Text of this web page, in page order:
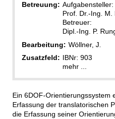
Betreuung: Aufgabensteller:
Prof. Dr.-Ing. M.
Betreuer:
Dipl.-Ing. P.
Bearbeitung: Wöllner, J.
Zusatzfeld: IBNr: 903
mehr ...
Ein 6DOF-Orientierungssystem
Erfassung der translatorischen
die Erfassung seiner